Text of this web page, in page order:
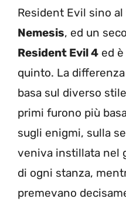
Resident Evil sino
Nemesis, ed un
Resident Evil 4 ed
quinto. La
basa sul diverso
primi furono più
sugli enigmi, sulla
veniva instillata nel
di ogni stanza,
premevano